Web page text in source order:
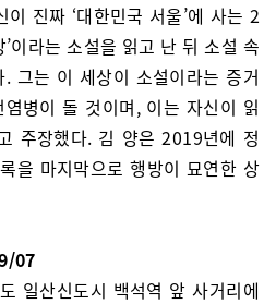
진짜 ‘대한민국 서울’에 사는 2
이라는 소설을 읽고 난 뒤 소설 속
그는 이 세상이 소설이라는 증거
병이 돌 것이며, 이는 자신이 읽
주장했다. 김 양은 2019년에 정
을 마지막으로 행방이 묘연한 상
07
일산신도시 백석역 앞 사거리에